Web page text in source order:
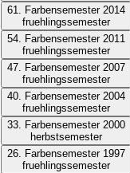
61. Farbensemester 2014
fruehlingssemester
54. Farbensemester 2011
fruehlingssemester
47. Farbensemester 2007
fruehlingssemester
40. Farbensemester 2004
fruehlingssemester
33. Farbensemester 2000
herbstsemester
26. Farbensemester 1997
fruehlingssemester